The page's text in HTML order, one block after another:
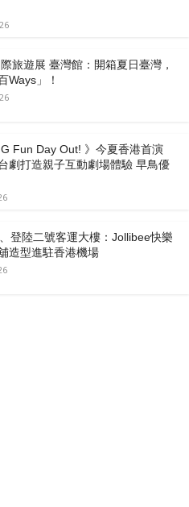
旅遊展 臺灣館：開箱夏日臺灣，
Ways」！
Fun Day Out! 》今夏香港首演
劇打造親子互動劇場體驗 早鳥優
登陸二號客運大樓：Jollibee快樂
造型進駐香港機場